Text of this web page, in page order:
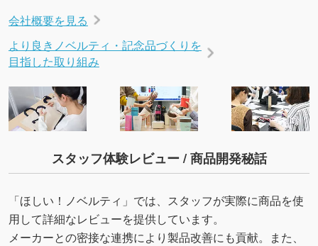
会社概要を見る
より良きノベルティ・記念品づくりを
目指した取り組み
スタッフ体験レビュー / 商品開発秘話
「ほしい！ノベルティ」では、スタッフが実際に商品を使
用して詳細なレビューを提供しています。
メーカーとの密接な連携により製品改善にも貢献。また、